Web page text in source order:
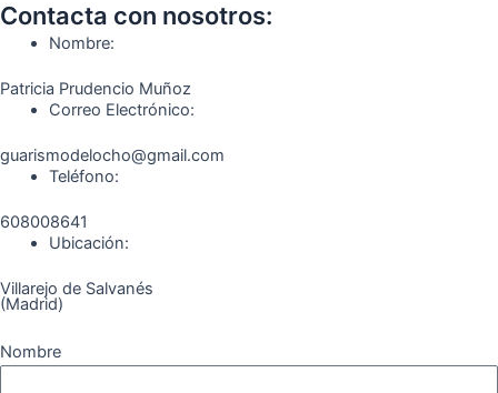
e
b
o
o
k
t
a
g
e
Contacta con nosotros:
Nombre:
Patricia Prudencio Muñoz
Correo Electrónico:
guarismodelocho@gmail.com
Teléfono:
608008641
Ubicación:
Villarejo de Salvanés
(Madrid)
Nombre